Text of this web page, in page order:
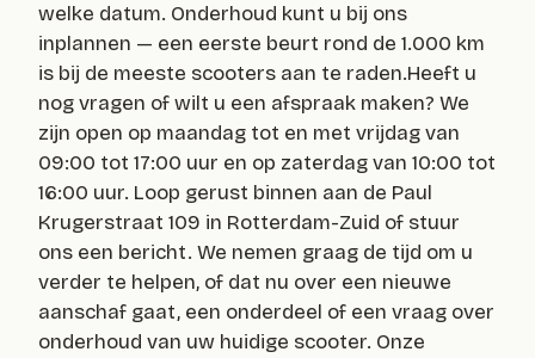
welke datum. Onderhoud kunt u bij ons
inplannen — een eerste beurt rond de 1.000 km
is bij de meeste scooters aan te raden.Heeft u
nog vragen of wilt u een afspraak maken? We
zijn open op maandag tot en met vrijdag van
09:00 tot 17:00 uur en op zaterdag van 10:00 tot
16:00 uur. Loop gerust binnen aan de Paul
Krugerstraat 109 in Rotterdam-Zuid of stuur
ons een bericht. We nemen graag de tijd om u
verder te helpen, of dat nu over een nieuwe
aanschaf gaat, een onderdeel of een vraag over
onderhoud van uw huidige scooter. Onze